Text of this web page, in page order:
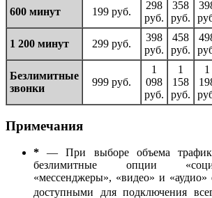
600 минут 199 руб.
298
руб.
358
руб.
1 200 минут 299 руб.
398
руб.
458
руб.
Безлимитные
звонки
999 руб.
1
098
руб.
1
158
руб.
1
Примечания
*— При выборе объема
безлимитные опции
«мессенджеры», «видео» и «аудио»
доступными для подключения